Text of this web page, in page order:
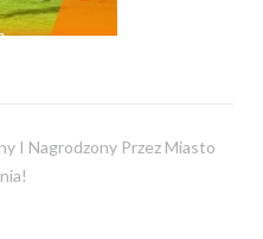
I Nagrodzony Przez Miasto